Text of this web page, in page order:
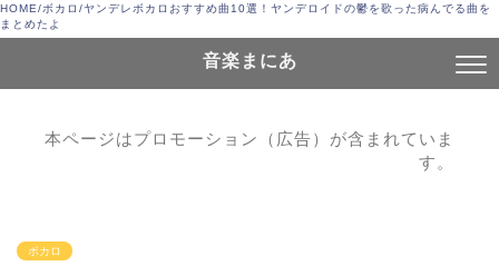
HOME/ボカロ /ヤンデレボカロおすすめ曲10選！ヤンデロイドの鬱を歌った病んでる曲を
まとめたよ
音楽まにあ
本ページはプロモーション（広告）が含まれていま
す。
ボカロ